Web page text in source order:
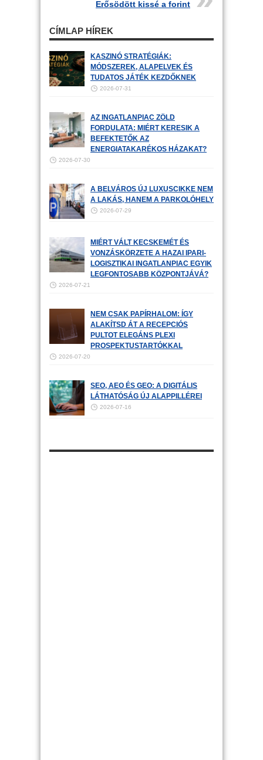
Erősödött kissé a forint
CÍMLAP HÍREK
KASZINÓ STRATÉGIÁK:
MÓDSZEREK, ALAPELVEK ÉS
TUDATOS JÁTÉK KEZDŐKNEK
2026-07-31
AZ INGATLANPIAC ZÖLD
FORDULATA: MIÉRT KERESIK A
BEFEKTETŐK AZ
ENERGIATAKARÉKOS HÁZAKAT?
2026-07-30
A BELVÁROS ÚJ LUXUSCIKKE NEM
A LAKÁS, HANEM A PARKOLÓHELY
2026-07-29
MIÉRT VÁLT KECSKEMÉT ÉS
VONZÁSKÖRZETE A HAZAI IPARI-
LOGISZTIKAI INGATLANPIAC EGYIK
LEGFONTOSABB KÖZPONTJÁVÁ?
2026-07-21
NEM CSAK PAPÍRHALOM: ÍGY
ALAKÍTSD ÁT A RECEPCIÓS
PULTOT ELEGÁNS PLEXI
PROSPEKTUSTARTÓKKAL
2026-07-20
SEO, AEO ÉS GEO: A DIGITÁLIS
LÁTHATÓSÁG ÚJ ALAPPILLÉREI
2026-07-16